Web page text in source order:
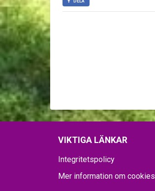
VIKTIGA LÄNKAR
Integritetspolicy
Mer information om cookies